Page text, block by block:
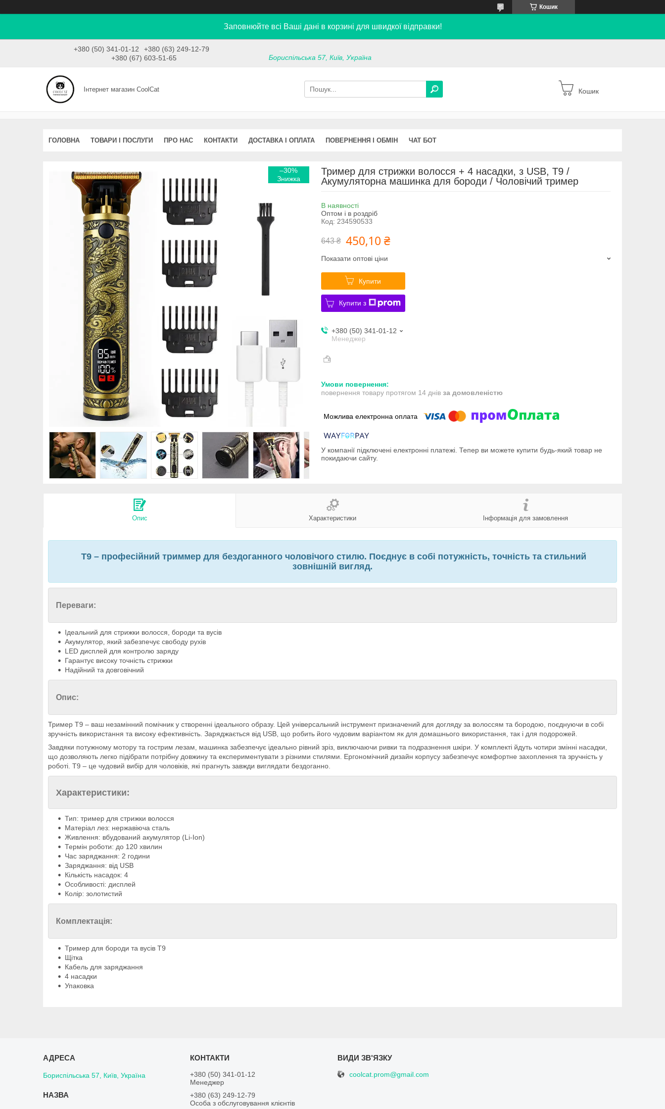
Кошик
Заповнюйте всі Ваші дані в корзині для швидкої відправки!
+380 (50) 341-01-12
+380 (63) 249-12-79
+380 (67) 603-51-65
Бориспільська 57, Київ, Україна
Інтернет магазин CoolCat Кошик
ГОЛОВНА ТОВАРИ І ПОСЛУГИ ПРО НАС КОНТАКТИ ДОСТАВКА І ОПЛАТА ПОВЕРНЕННЯ І ОБМІН ЧАТ БОТ
–30%
Тример для стрижки волосся + 4 насадки, з USB, T9 /
Акумуляторна машинка для бороди / Чоловічий тример
В наявності
Оптом і в роздріб
Код: 234590533
643 ₴ 450,10 ₴
Показати оптові ціни
Купити
Купити з
+380 (50) 341-01-12
Менеджер
повернення товару протягом 14 днів за домовленістю
У компанії підключені електронні платежі. Тепер ви можете купити будь-який товар не
покидаючи сайту.
Опис Характеристики Інформація для замовлення
T9 – професійний триммер для бездоганного чоловічого стилю. Поєднує в собі потужність, точність та стильний
зовнішній вигляд.
Переваги:
Ідеальний для стрижки волосся, бороди та вусів
Акумулятор, який забезпечує свободу рухів
LED дисплей для контролю заряду
Гарантує високу точність стрижки
Надійний та довговічний
Опис:
Тример T9 – ваш незамінний помічник у створенні ідеального образу. Цей універсальний інструмент призначений для догляду за волоссям та бородою, поєднуючи в собі
зручність використання та високу ефективність. Заряджається від USB, що робить його чудовим варіантом як для домашнього використання, так і для подорожей.
Завдяки потужному мотору та гострим лезам, машинка забезпечує ідеально рівний зріз, виключаючи ривки та подразнення шкіри. У комплекті йдуть чотири змінні насадки,
що дозволяють легко підібрати потрібну довжину та експериментувати з різними стилями. Ергономічний дизайн корпусу забезпечує комфортне захоплення та зручність у
роботі. T9 – це чудовий вибір для чоловіків, які прагнуть завжди виглядати бездоганно.
Характеристики:
Тип: тример для стрижки волосся
Матеріал лез: нержавіюча сталь
Живлення: вбудований акумулятор (Li-Ion)
Термін роботи: до 120 хвилин
Час заряджання: 2 години
Заряджання: від USB
Кількість насадок: 4
Особливості: дисплей
Колір: золотистий
Комплектація:
Тример для бороди та вусів T9
Щітка
Кабель для заряджання
4 насадки
Упаковка
Бориспільська 57, Київ, Україна
+380 (50) 341-01-12
Менеджер
+380 (63) 249-12-79
Особа з обслуговування клієнтів
coolcat.prom@gmail.com